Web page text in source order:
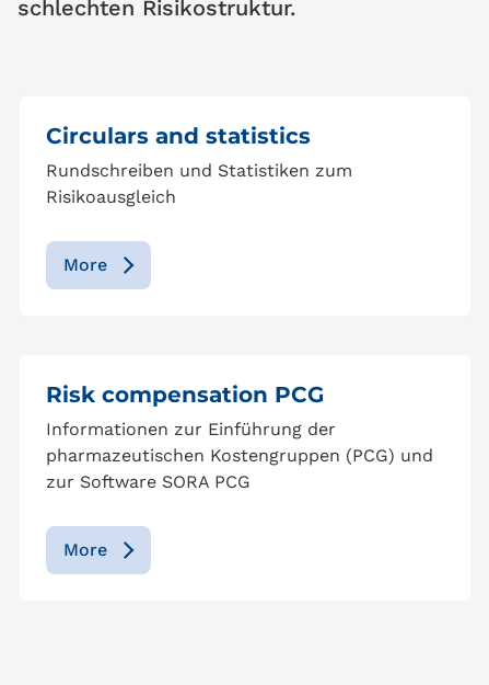
schlechten Risikostruktur.
Circulars and statistics
Rundschreiben und Statistiken zum
Risikoausgleich
More
Risk compensation PCG
Informationen zur Einführung der
pharmazeutischen Kostengruppen (PCG) und
zur Software SORA PCG
More